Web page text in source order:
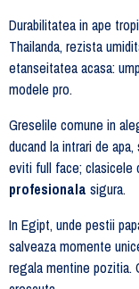
Durabilitatea in ape
Thailanda, rezista
etanseitatea acasa:
modele pro.
Greselile comune in
ducand la intrari de
eviti full face; clasicele
profesionala sigura.
In Egipt, unde pestii
salveaza momente
regala mentine pozitia.